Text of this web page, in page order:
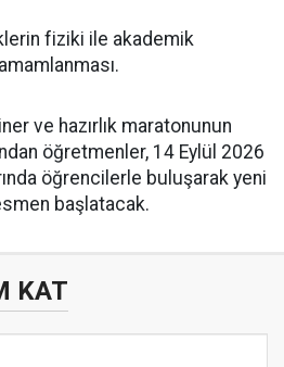
fiziki ile akademik
ve hazırlık maratonunun
öğretmenler, 14 Eylül 2026
öğrencilerle buluşarak yeni
başlatacak.
KAT